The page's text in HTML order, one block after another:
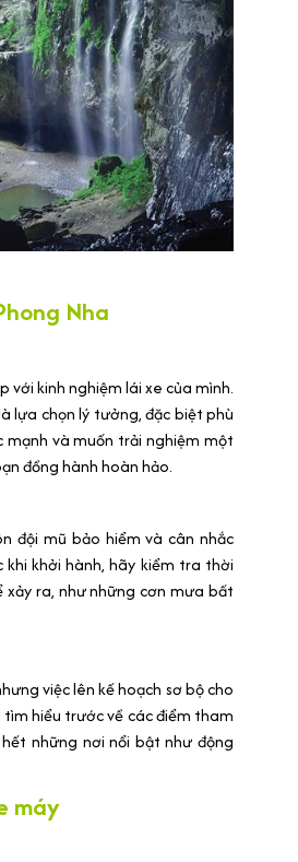
Nha
với kinh nghiệm lái xe của mình.
lựa chọn lý tưởng, đặc biệt phù
và muốn trải nghiệm một
đồng hành hoàn hảo.
đội mũ bảo hiểm và cân nhắc
khởi hành, hãy kiểm tra thời
ra, như những cơn mưa bất
việc lên kế hoạch sơ bộ cho
hiểu trước về các điểm tham
những nơi nổi bật như động
máy